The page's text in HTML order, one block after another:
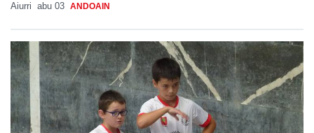
Aiurri abu 03 ANDOAIN